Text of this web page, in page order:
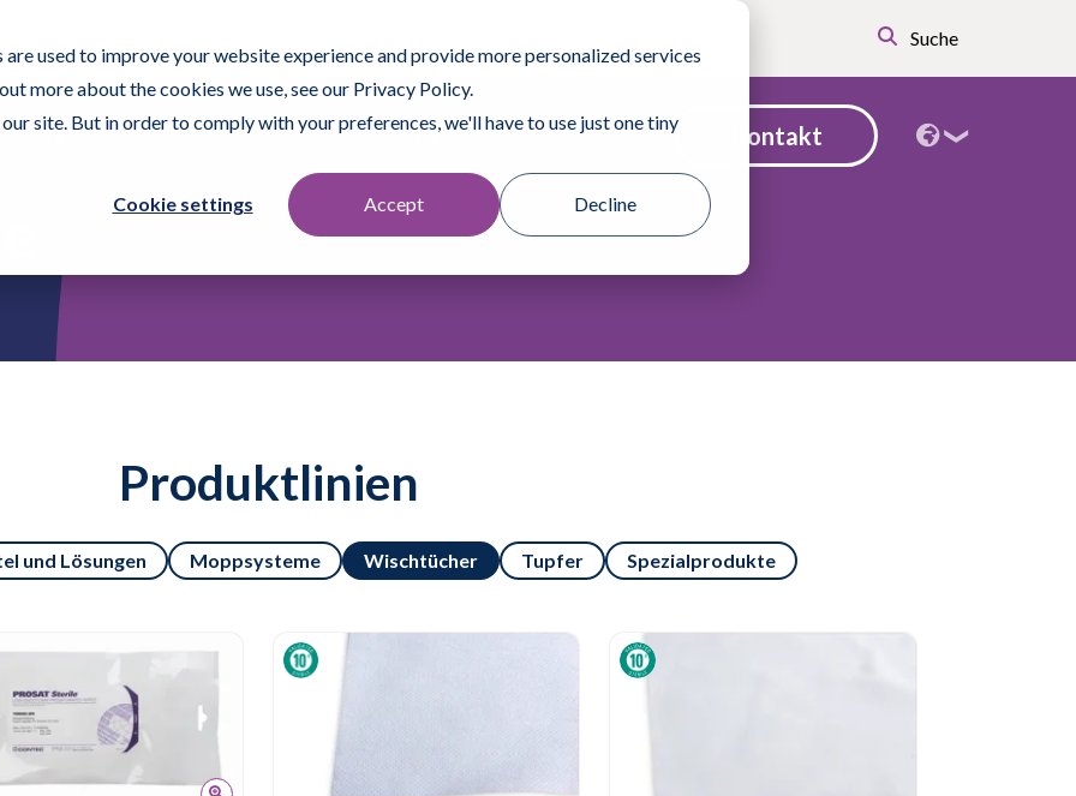
used to improve your website experience and provide more personalized services
more about the cookies we use, see our Privacy Policy.
site. But in order to comply with your preferences, we'll have to use just one tiny
Cookie settings Accept Decline
Suche
Anwendungen Ressourcen Über Contec Repräsentanten finden Kontakt
Produktlinien
und Lösungen Moppsysteme Wischtücher Tupfer Spezialprodukte